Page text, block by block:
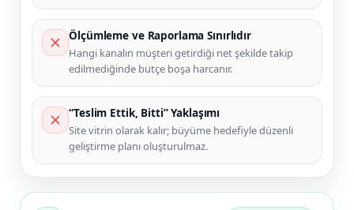
Ölçümleme ve Raporlama Sınırlıdır
Hangi kanalın müşteri getirdiği net şekilde takip
edilmediğinde bütçe boşa harcanır.
“Teslim Ettik, Bitti” Yaklaşımı
Site vitrin olarak kalır; büyüme hedefiyle düzenli
geliştirme planı oluşturulmaz.